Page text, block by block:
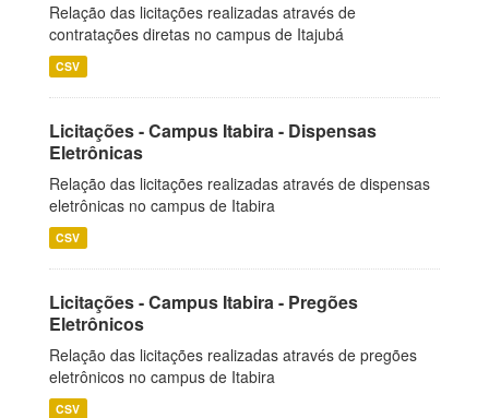
Relação das licitações realizadas através de
contratações diretas no campus de Itajubá
CSV
Licitações - Campus Itabira - Dispensas
Eletrônicas
Relação das licitações realizadas através de dispensas
eletrônicas no campus de Itabira
CSV
Licitações - Campus Itabira - Pregões
Eletrônicos
Relação das licitações realizadas através de pregões
eletrônicos no campus de Itabira
CSV